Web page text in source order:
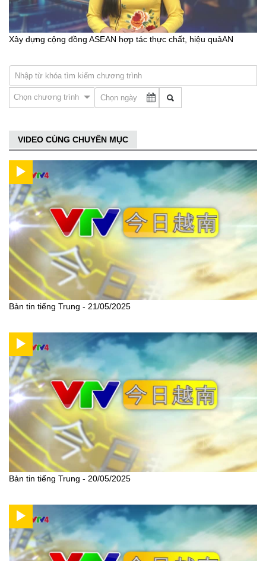
Xây dựng cộng đồng ASEAN hợp tác thực chất, hiệu quảAN
Chọn chương trình
VIDEO CÙNG CHUYÊN MỤC
Bản tin tiếng Trung - 21/05/2025
Bản tin tiếng Trung - 20/05/2025